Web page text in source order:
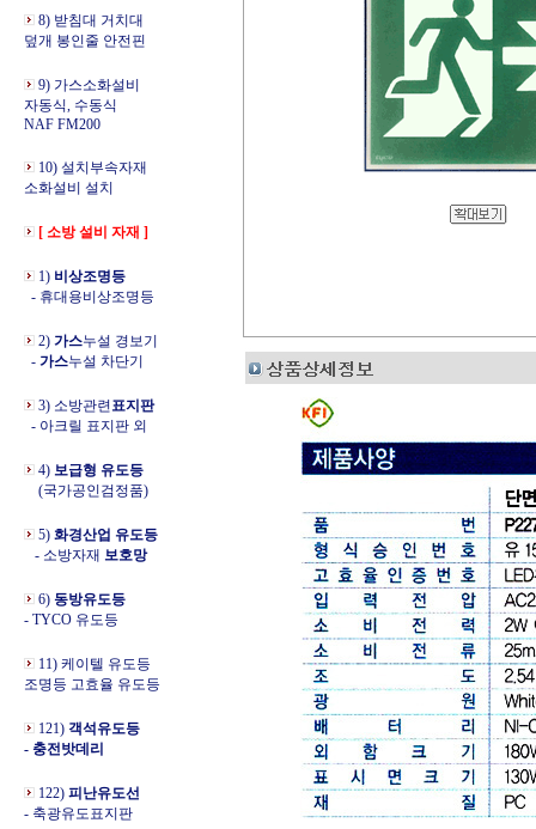
8) 받침대 거치대
덮개 봉인줄 안전핀
9) 가스소화설비
자동식, 수동식
NAF FM200
10) 설치부속자재
소화설비 설치
[ 소방 설비 자재 ]
1) 비상조명등
- 휴대용비상조명등
2) 가스누설 경보기
- 가스누설 차단기
3) 소방관련 표지판
- 아크릴 표지판 외
4) 보급형 유도등
(국가공인검정품)
5) 화경산업 유도등
- 소방자재 보호망
6) 동방유도등
- TYCO 유도등
11) 케이텔 유도등
조명등 고효율 유도등
121) 객석유도등
- 충전밧데리
122) 피난유도선
- 축광유도표지판